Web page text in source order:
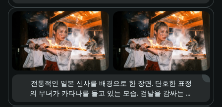
배경으로 한 구도. 슬로 모션 재생, 움직임의 모든 디테
일에 스며든 쿨한 스트리트 컬처 감성, 레트로한 텍스
전통적인 일본 신사를 배경으로 한 장면. 단호한 표정
의 무녀가 카타나를 들고 있는 모습. 검날을 감싸는 사